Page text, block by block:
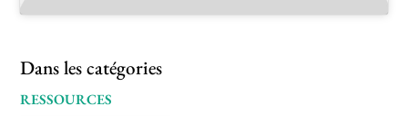
Dans les catégories
RESSOURCES